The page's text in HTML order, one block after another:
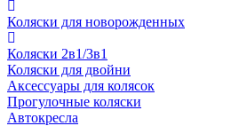
Коляски для новорожденных
Коляски 2в1/3в1
Коляски для двойни
Аксессуары для колясок
Прогулочные коляски
Автокресла